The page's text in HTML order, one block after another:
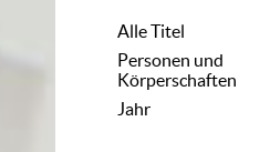
Alle Titel
Personen und
Körperschaften
Jahr